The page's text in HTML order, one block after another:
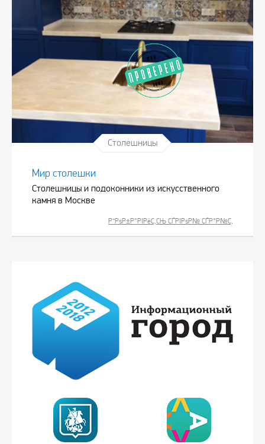
Столешницы
Мир столешки
Столешницы и подоконники из искусственного
камня в Москве
Р”РѕР±Р°РІРёС‚СЊ СЃРІРѕР№ СЃР°Р№С‚